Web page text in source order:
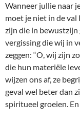
Wanneer jullie naar
moet je niet in de
zijn die in bewustzijn
vergissing die wij in
zeggen: “O, wij zijn
die hun materiële
wijzen ons af, ze
geval wel beter dan
spiritueel groeien. En